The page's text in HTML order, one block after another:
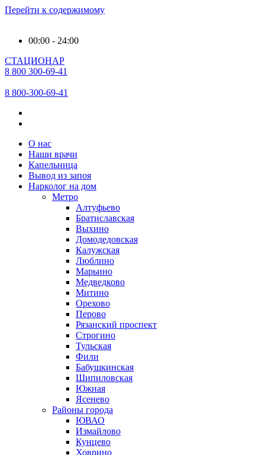
Перейти к содержимому
00:00 - 24:00
СТАЦИОНАР
8 800 300-69-41
8 800-300-69-41
О нас
Наши врачи
Капельница
Вывод из запоя
Нарколог на дом
Метро
Алтуфьево
Братиславская
Выхино
Домодедовская
Калужская
Люблино
Марьино
Медведково
Митино
Орехово
Перово
Рязанский проспект
Строгино
Тульская
Фили
Бабушкинская
Шипиловская
Южная
Ясенево
Районы города
ЮВАО
Измайлово
Кунцево
Ховрино